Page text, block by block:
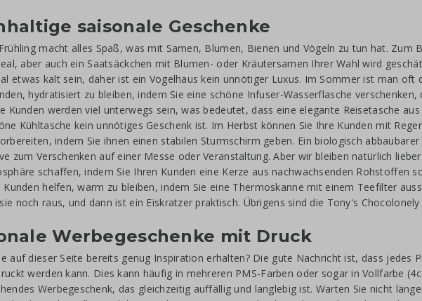
saisonale Geschenke
macht alles Spaß, was mit Samen, Blumen, Bienen und Vögeln zu tun hat. Zum
aber auch ein Saatsäckchen mit Blumen- oder Kräutersamen Ihrer Wahl wird
etwas kalt sein, daher ist ein Vogelhaus kein unnötiger Luxus. Im Sommer ist man oft
hydratisiert zu bleiben, indem Sie eine schöne Infuser-Wasserflasche
Kunden werden viel unterwegs sein, was bedeutet, dass eine elegante Reisetasche
Kühltasche kein unnötiges Geschenk ist. Im Herbst können Sie Ihre Kunden mit
indem Sie ihnen einen stabilen Sturmschirm geben. Ein biologisch
zum Verschenken auf einer Messe oder Veranstaltung. Aber wir bleiben natürlich
schaffen, indem Sie Ihren Kunden eine Kerze aus nachwachsenden Rohstoffen
Kunden helfen, warm zu bleiben, indem Sie eine Thermoskanne mit einem Teefilter
noch raus, und dann ist ein Eiskratzer praktisch. Übrigens sind die Tony's Chocolonely
Werbegeschenke mit Druck
auf dieser Seite bereits genug Inspiration erhalten? Die gute Nachricht ist, dass jedes
werden kann. Dies kann häufig in mehreren PMS-Farben oder sogar in Vollfarbe
Werbegeschenk, das gleichzeitig auffällig und langlebig ist. Warten Sie nicht